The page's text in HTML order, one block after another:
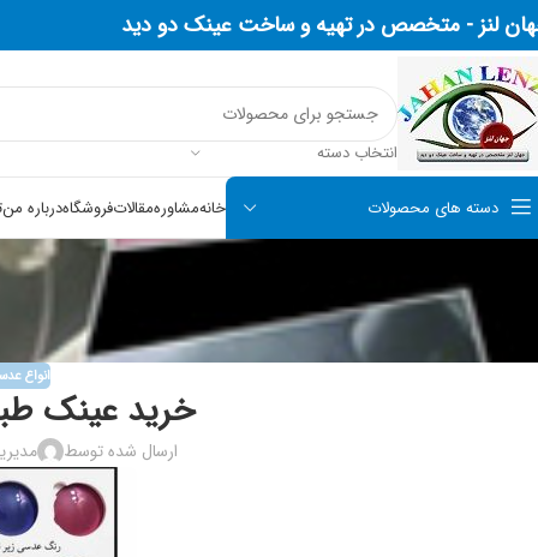
لنز - متخصص در تهیه و ساخت عینک دو دید
انتخاب دسته
دسته های محصولات خانهمشاورهمقالاتفروشگاهدرباره من
انواع
خرید عینک
ارسال شده توسط